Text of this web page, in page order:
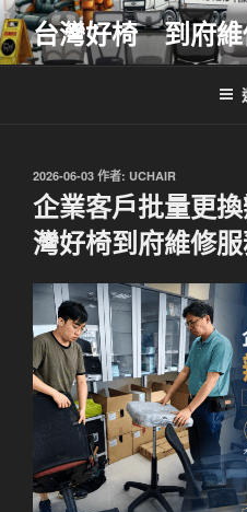
跳
至
主
台灣好椅 到府
發
佈
於
2026-06-03 作者: UCHAIR
企業客戶批量更
灣好椅到府維修